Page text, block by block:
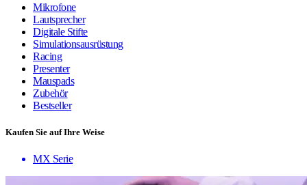
Mikrofone
Lautsprecher
Digitale Stifte
Simulationsausrüstung
Racing
Presenter
Mauspads
Zubehör
Bestseller
Kaufen Sie auf Ihre Weise
MX Serie